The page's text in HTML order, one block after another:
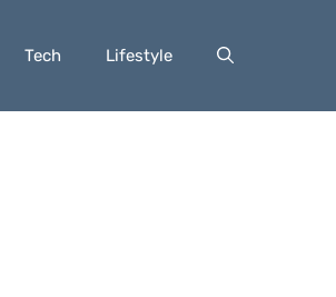
Tech Lifestyle